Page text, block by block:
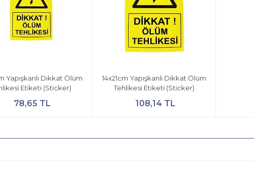
Yapışkanlı Dikkat Ölüm
Etiketi (Sticker)
78,65 TL
14x21cm Yapışkanlı Dikkat Ölüm
Tehlikesi Etiketi (Sticker)
108,14 TL